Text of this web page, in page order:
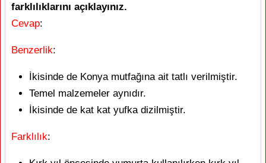
farklılıklarını açıklayınız.
Cevap:
Benzerlik:
İkisinde de Konya mutfağına ait tatlı verilmiştir.
Temel malzemeler aynıdır.
İkisinde de kat kat yufka dizilmiştir.
Farklılık: